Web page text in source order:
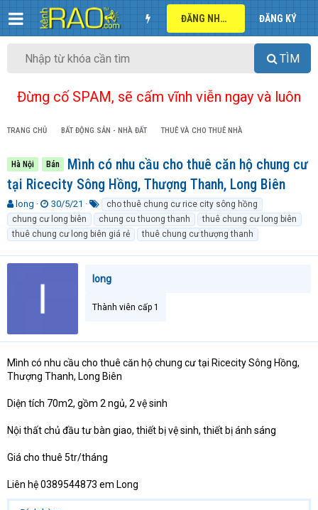
ĐĂNG NHẬP ĐĂNG KÝ
TÌM
Đừng cố SPAM, sẽ cấm vĩnh viễn ngay và luôn
TRANG CHỦ BẤT ĐỘNG SẢN - NHÀ ĐẤT THUÊ VÀ CHO THUÊ NHÀ
Hà Nội Bán
Mình có nhu cầu cho thuê căn hộ chung cư
tại Ricecity Sông Hồng, Thượng Thanh, Long Biên
T
h
r
e
a
e
r
long
N
g
à
y
g
30/5/21
ừ
k
h
ó
cho thuê chung cư rice city sông hồng
chung cư long biên
chung cu thuong thanh
thuê chung cư long biên
thuê chung cư long biên giá rẻ
thuê chung cư thượng thanh
long
Thành viên cấp 1
Mình có nhu cầu cho thuê căn hộ chung cư tại Ricecity Sông Hồng,
Thượng Thanh, Long Biên
Diện tích 70m2, gồm 2 ngủ, 2 vệ sinh
Nội thất chủ đầu tư bàn giao, thiết bị vệ sinh, thiết bị ánh sáng
Giá cho thuê 5tr/tháng
Liên hệ 0389544873 em Long